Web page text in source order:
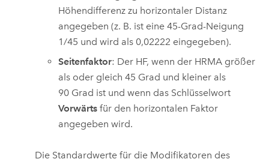
Höhendifferenz zu horizontaler Distanz
angegeben (z. B. ist eine 45-Grad-Neigung
1/45 und wird als 0,02222 eingegeben).
Seitenfaktor: Der HF, wenn der HRMA größer
als oder gleich 45 Grad und kleiner als
90 Grad ist und wenn das Schlüsselwort
Vorwärts für den horizontalen Faktor
angegeben wird.
Die Standardwerte für die Modifikatoren des